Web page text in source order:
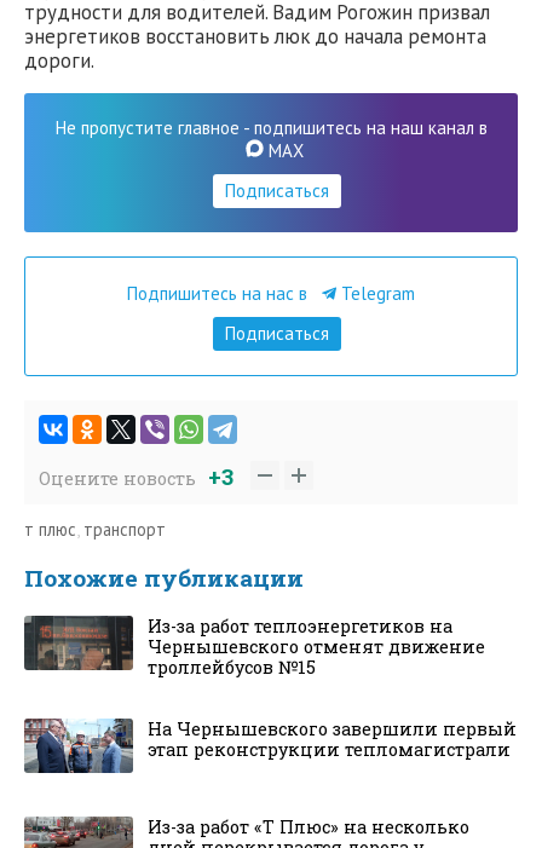
трудности для водителей. Вадим Рогожин призвал
энергетиков восстановить люк до начала ремонта
дороги.
Не пропустите главное - подпишитесь на наш канал в
MAX
Подписаться
Подпишитесь на нас в
Telegram
Подписаться
Оцените новость +3
т плюс, транспорт
Похожие публикации
Из-за работ теплоэнергетиков на
Чернышевского отменят движение
троллейбусов №15
На Чернышевского завершили первый
этап реконструкции тепломагистрали
Из-за работ «Т Плюс» на несколько